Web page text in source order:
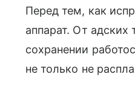
Перед тем, как
аппарат. От адских
сохранении
не только не